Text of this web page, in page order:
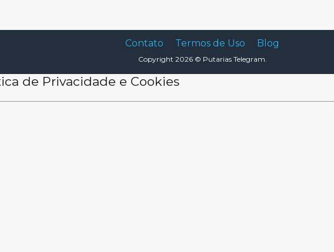
Contato Termos de Uso Blog
Copyright 2026 © Putarias Telegram.
de Privacidade e Cookies